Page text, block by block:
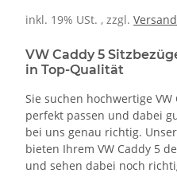
inkl. 19% USt. , zzgl. Versand
VW Caddy 5
in Top-Qualität
Sie suchen hochwertige VW
perfekt passen und dabei
bei uns genau richtig.
bieten Ihrem VW Caddy 5
und sehen dabei noch